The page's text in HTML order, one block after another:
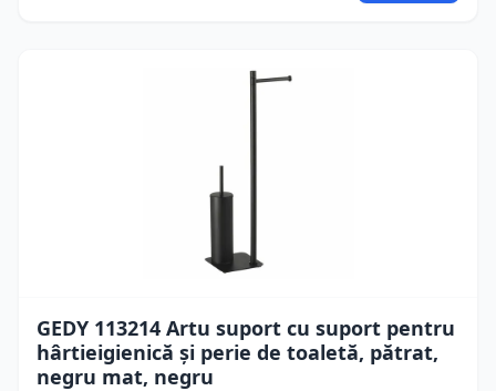
GEDY 113214 Artu suport cu suport pentru
hârtieigienică și perie de toaletă, pătrat,
negru mat, negru